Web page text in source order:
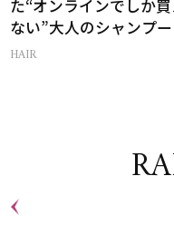
た“オンラインでしか買
ない”大人のシャンプ
トリートメントって？
HAIR